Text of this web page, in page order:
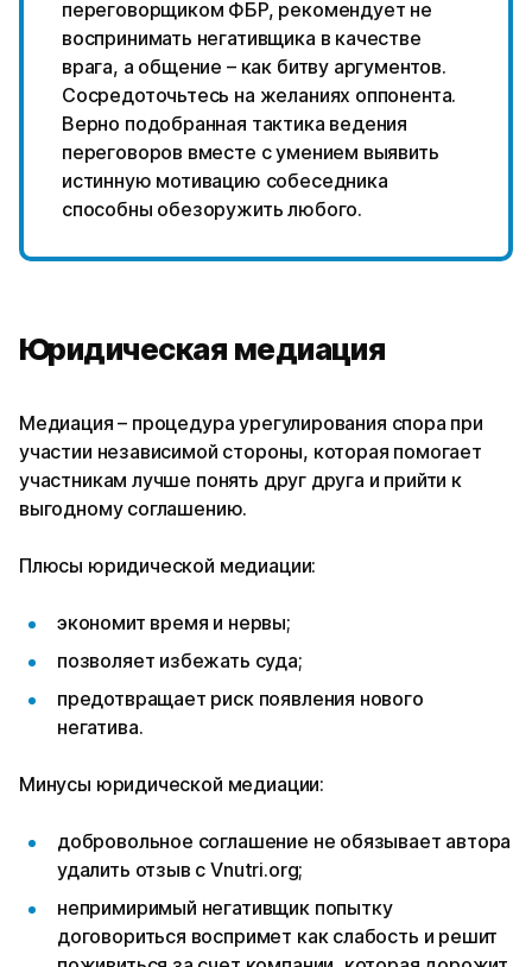
переговорщиком ФБР, рекомендует не
воспринимать негативщика в качестве
врага, а общение – как битву аргументов.
Сосредоточьтесь на желаниях оппонента.
Верно подобранная тактика ведения
переговоров вместе с умением выявить
истинную мотивацию собеседника
способны обезоружить любого.
Юридическая медиация
Медиация – процедура урегулирования спора при
участии независимой стороны, которая помогает
участникам лучше понять друг друга и прийти к
выгодному соглашению.
Плюсы юридической медиации:
экономит время и нервы;
позволяет избежать суда;
предотвращает риск появления нового
негатива.
Минусы юридической медиации:
добровольное соглашение не обязывает автора
удалить отзыв с Vnutri.org;
непримиримый негативщик попытку
договориться воспримет как слабость и решит